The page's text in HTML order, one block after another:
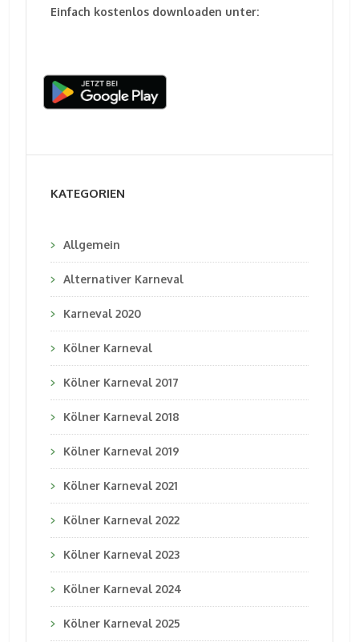
Einfach kostenlos downloaden unter:
KATEGORIEN
Allgemein
Alternativer Karneval
Karneval 2020
Kölner Karneval
Kölner Karneval 2017
Kölner Karneval 2018
Kölner Karneval 2019
Kölner Karneval 2021
Kölner Karneval 2022
Kölner Karneval 2023
Kölner Karneval 2024
Kölner Karneval 2025